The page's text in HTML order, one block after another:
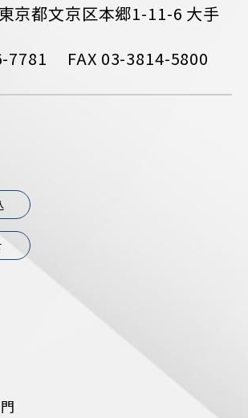
京都文京区本郷1-11-6 大手
7781 FAX 03-3814-5800